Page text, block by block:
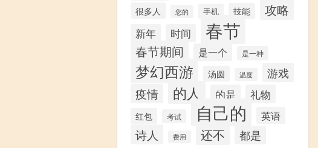
很多人 您的 手机 技能 攻略
新年 时间 春节
春节期间 是一个 是一种
梦幻西游 汤圆 温度
游戏
疫情
的人 的是 礼物
红包 考试 自己的 英语
诗人 费用 还不 都是